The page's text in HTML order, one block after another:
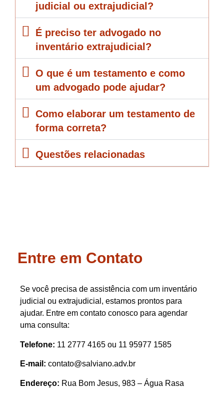
judicial ou extrajudicial?
É preciso ter advogado no
inventário extrajudicial?
O que é um testamento e como
um advogado pode ajudar?
Como elaborar um testamento de
forma correta?
Questões relacionadas
Entre em Contato
Se você precisa de assistência com um inventário
judicial ou extrajudicial, estamos prontos para
ajudar. Entre em contato conosco para agendar
uma consulta:
Telefone: 11 2777 4165 ou 11 95977 1585
E-mail: contato@salviano.adv.br
Endereço: Rua Bom Jesus, 983 – Água Rasa